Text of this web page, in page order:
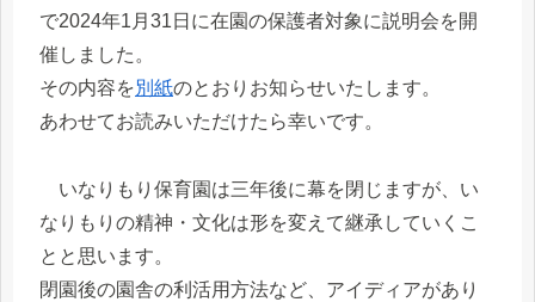
で2024年1月31日に在園の保護者対象に説明会を開
催しました。
その内容を別紙のとおりお知らせいたします。
あわせてお読みいただけたら幸いです。
いなりもり保育園は三年後に幕を閉じますが、い
なりもりの精神・文化は形を変えて継承していくこ
とと思います。
閉園後の園舎の利活用方法など、アイディアがあり